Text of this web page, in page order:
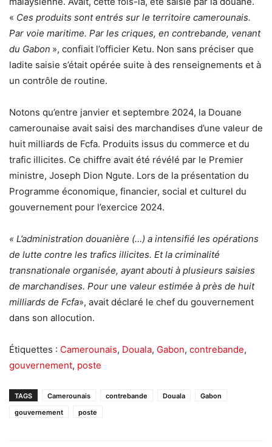
« Ces produits sont entrés sur le territoire camerounais.
Par voie maritime. Par les criques, en contrebande, venant
du Gabon », confiait l’officier Ketu. Non sans préciser que
ladite saisie s’était opérée suite à des renseignements et à
un contrôle de routine.
Notons qu’entre janvier et septembre 2024, la Douane
camerounaise avait saisi des marchandises d’une valeur de
huit milliards de Fcfa. Produits issus du commerce et du
trafic illicites. Ce chiffre avait été révélé par le Premier
ministre, Joseph Dion Ngute. Lors de la présentation du
Programme économique, financier, social et culturel du
gouvernement pour l’exercice 2024.
« L’administration douanière (…) a intensifié les opérations
de lutte contre les trafics illicites. Et la criminalité
transnationale organisée, ayant abouti à plusieurs saisies
de marchandises. Pour une valeur estimée à près de huit
milliards de Fcfa», avait déclaré le chef du gouvernement
dans son allocution.
Étiquettes : Camerounais, Douala, Gabon, contrebande,
gouvernement, poste
TAGS Camerounais contrebande Douala
Gabon
gouvernement
poste